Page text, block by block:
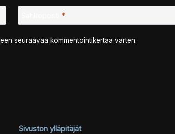
*
seuraavaa kommentointikertaa varten.
Sivuston ylläpitäjät